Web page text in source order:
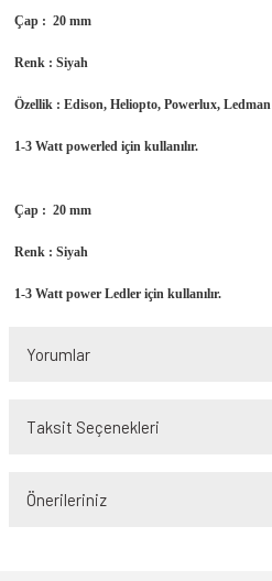
Çap : 20 mm
Renk : Siyah
Özellik : Edison, Heliopto, Powerlux,
1-3 Watt powerled için kullanılır.
Çap : 20 mm
Renk : Siyah
1-3 Watt power Ledler için kullanılır.
Yorumlar
Taksit Seçenekleri
Önerileriniz